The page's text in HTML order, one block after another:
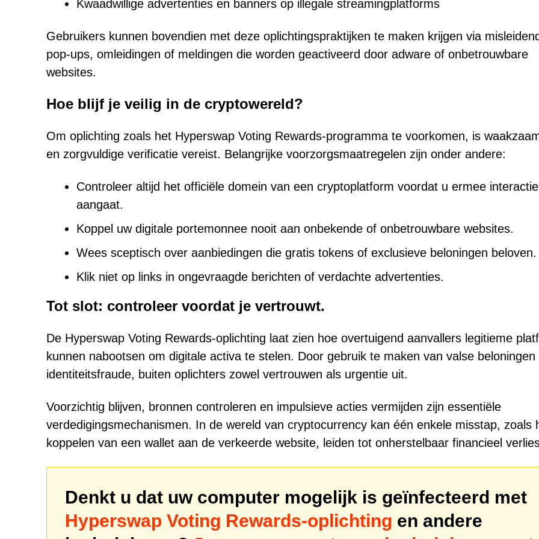
Kwaadwillige advertenties en banners op illegale streamingplatforms
Gebruikers kunnen bovendien met deze oplichtingspraktijken te maken krijgen via
pop-ups, omleidingen of meldingen die worden geactiveerd door adware of onbetrouwbare
websites.
Hoe blijf je veilig in de cryptowereld?
Om oplichting zoals het Hyperswap Voting Rewards-programma te voorkomen, is
en zorgvuldige verificatie vereist. Belangrijke voorzorgsmaatregelen zijn onder andere:
Controleer altijd het officiële domein van een cryptoplatform voordat u ermee interactie
aangaat.
Koppel uw digitale portemonnee nooit aan onbekende of onbetrouwbare websites.
Wees sceptisch over aanbiedingen die gratis tokens of exclusieve beloningen beloven.
Klik niet op links in ongevraagde berichten of verdachte advertenties.
Tot slot: controleer voordat je vertrouwt.
De Hyperswap Voting Rewards-oplichting laat zien hoe overtuigend aanvallers legitieme
kunnen nabootsen om digitale activa te stelen. Door gebruik te maken van valse beloningen
identiteitsfraude, buiten oplichters zowel vertrouwen als urgentie uit.
Voorzichtig blijven, bronnen controleren en impulsieve acties vermijden zijn essentiële
verdedigingsmechanismen. In de wereld van cryptocurrency kan één enkele misstap, zoals
koppelen van een wallet aan de verkeerde website, leiden tot onherstelbaar financieel
Denkt u dat uw computer mogelijk is geïnfecteerd met
Hyperswap Voting Rewards-oplichting en andere